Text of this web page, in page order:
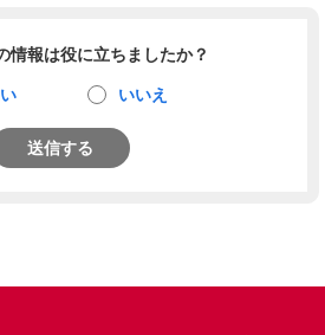
情報は役に立ちましたか？
いいえ
送信する